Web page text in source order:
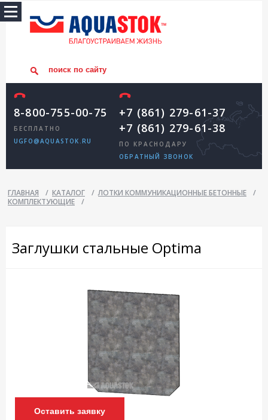
8-800-755-00-75
БЕСПЛАТНО
UGFO@AQUASTOK.RU
+7 (861) 279-61-37
+7 (861) 279-61-38
ПО КРАСНОДАРУ
ОБРАТНЫЙ ЗВОНОК
ГЛАВНАЯ / КАТАЛОГ / ЛОТКИ КОММУНИКАЦИОННЫЕ БЕТОННЫЕ
/
КОМПЛЕКТУЮЩИЕ
/
Заглушки стальные Optima
Оставить заявку